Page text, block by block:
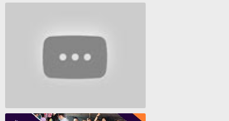
Lagu Timur yang Paling 2022
Lagu Rohani Tanpa Iklan - Lagu Pujian dan Penyembahan Paskah 2022